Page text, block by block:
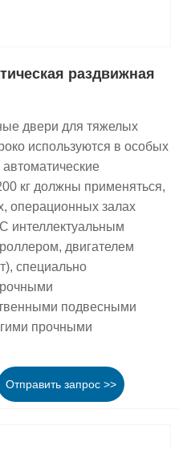
раздвижная
двери для тяжелых
используются в особых
кг должны применяться,
операционных залах
интеллектуальным
двигателем
специально
подвесными
прочными
Отправить запрос >>